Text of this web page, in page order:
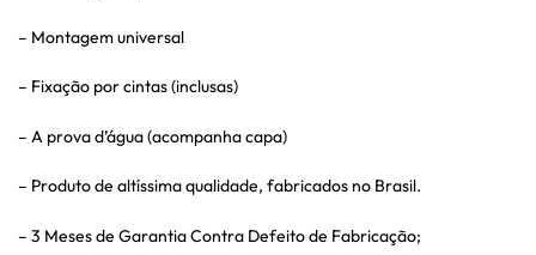
– Montagem universal
– Fixação por cintas (inclusas)
– A prova d’água (acompanha capa)
– Produto de altíssima qualidade, fabricados no Brasil.
– 3 Meses de Garantia Contra Defeito de Fabricação;